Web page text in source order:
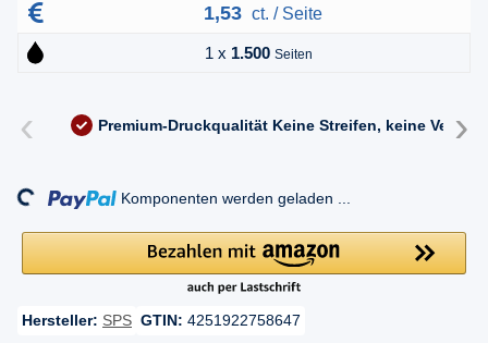
1,53 ct. / Seite
1 x 1.500 Seiten
‹ Premium-Druckqualität Keine Streifen, keine ›
Komponenten werden geladen ...
Hersteller: SPS GTIN: 4251922758647